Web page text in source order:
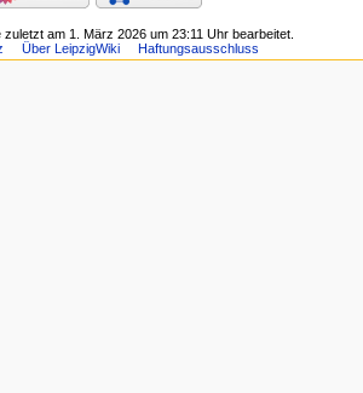
am 1. März 2026 um 23:11 Uhr bearbeitet.
Über LeipzigWiki Haftungsausschluss